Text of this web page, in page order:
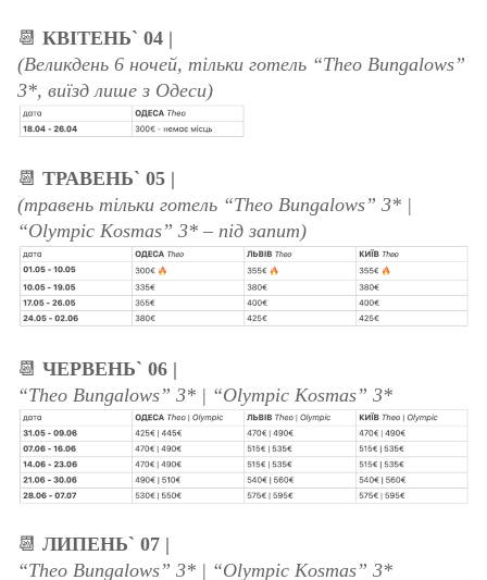
📆 КВІТЕНЬ` 04 |
(Великдень 6 ночей, тільки готель “Theo Bungalows”
3*, виїзд лише з Одеси)
📆 ТРАВЕНЬ` 05 |
(травень тільки готель “Theo Bungalows” 3* |
“Olympic Kosmas” 3* – під запит)
📆 ЧЕРВЕНЬ` 06 |
“Theo Bungalows” 3* | “Olympic Kosmas” 3*
📆 ЛИПЕНЬ` 07 |
“Theo Bungalows” 3* | “Olympic Kosmas” 3*